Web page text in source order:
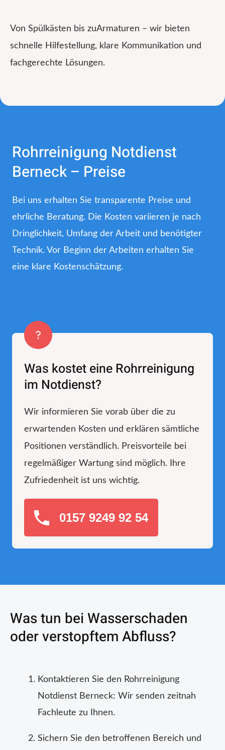
Von Spülkästen bis zuArmaturen – wir bieten
schnelle Hilfestellung, klare Kommunikation und
fachgerechte Lösungen.
Rohrreinigung Notdienst
Berneck – Preise
Bei uns erhalten Sie transparente Preise und
ehrliche Beratung. Die Kosten variieren je nach
Dringlichkeit, Umfang der Arbeit und benötigter
Technik. Vor Beginn der Arbeiten erhalten Sie
eine klare Kostenschätzung.
Was kostet eine Rohrreinigung
im Notdienst?
Wir informieren Sie vorab über die zu
erwartenden Kosten und erklären sämtliche
Positionen verständlich. Preisvorteile bei
regelmäßiger Wartung sind möglich. Ihre
Zufriedenheit ist uns wichtig.
0157 9249 92 54
Was tun bei Wasserschaden
oder verstopftem Abfluss?
Kontaktieren Sie den Rohrreinigung
Notdienst Berneck: Wir senden zeitnah
Fachleute zu Ihnen.
Sichern Sie den betroffenen Bereich und